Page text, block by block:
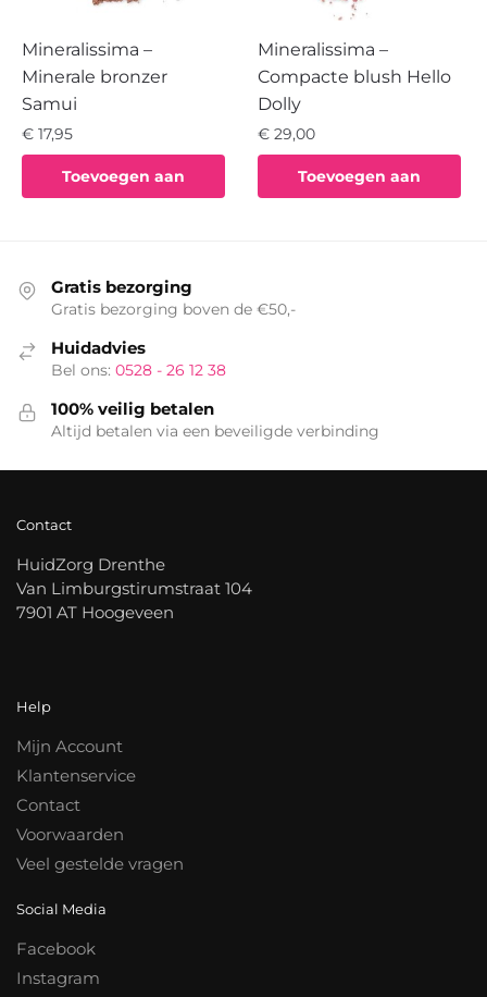
Mineralissima –
Minerale bronzer
Samui
€ 17,95
Toevoegen aan
Mineralissima –
Compacte blush Hello
Dolly
€ 29,00
Toevoegen aan
Gratis bezorging
Gratis bezorging boven de €50,-
Huidadvies
Bel ons: 0528 - 26 12 38
100% veilig betalen
Altijd betalen via een beveiligde verbinding
Contact
HuidZorg Drenthe
Van Limburgstirumstraat 104
7901 AT Hoogeveen
Help
Mijn Account
Klantenservice
Contact
Voorwaarden
Veel gestelde vragen
Social Media
Facebook
Instagram